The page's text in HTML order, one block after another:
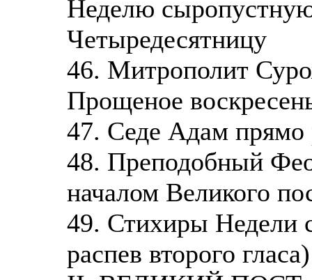
Неделю
Четыредесятницу
46. Митрополит
Прощеное
47. Седе Адам прямо
48. Преподобный
началом Великого
49. Стихиры Недели
распев второго гласа)